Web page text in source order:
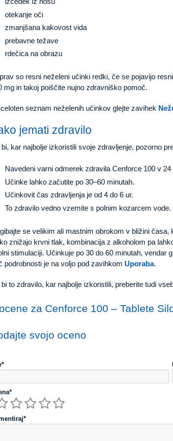
otekanje oči
zmanjšana kakovost vida
prebavne težave
rdečica na obrazu
so resni neželeni učinki redki, če se pojavijo
mg in takoj poiščite nujno zdravniško pomoč.
seznam neželenih učinkov glejte zavihek
jemati zdravilo
bi, kar najbolje izkoristili svoje zdravljenje, pozorno
Navedeni varni odmerek zdravila Cenforce 100 v
Učinke lahko začutite po 30–60 minutah.
Učinkovit čas zdravljenja je od 4 do 6 ur.
To zdravilo vedno vzemite s polnim kozarcem vode.
se velikim ali mastnim obrokom v bližini
znižajo krvni tlak, kombinacija z alkoholom pa
stimulaciji. Učinkuje po 30 do 60 minutah, vendar
podrobnosti je na voljo pod zavihkom Uporaba.
bi to zdravilo, kar najbolje izkoristili, preberite tudi
za Cenforce 100 – Tablete
svojo oceno